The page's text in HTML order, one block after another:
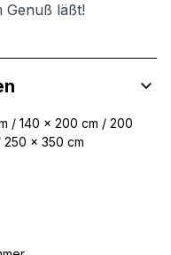
Genuß läßt!
/ 140 x 200 cm / 200
x 350 cm